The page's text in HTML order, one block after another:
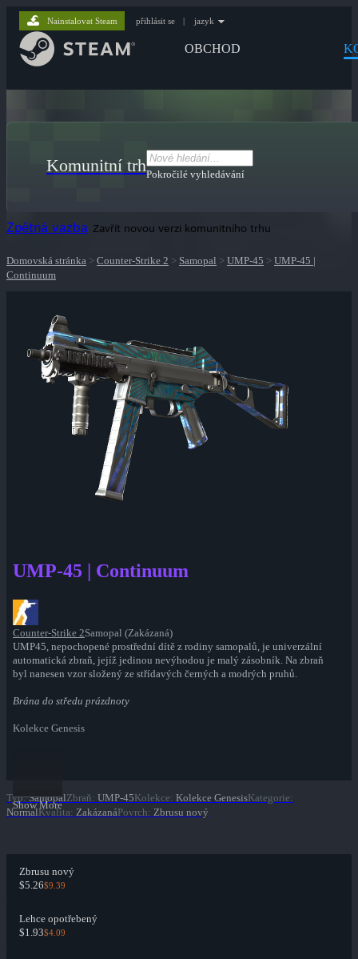
OBCHOD
Nainstalovat Steam přihlásit se | jazyk
Komunitní trhPokročilé vyhledávání
Zpětná vazba Zavřít novou verzi komunitního trhu
Domovská stránka > Counter-Strike 2 > Samopal > UMP-45 > UMP-45 |
Continuum
UMP-45 | Continuum
Counter-Strike 2Samopal (Zakázaná)
UMP45, nepochopené prostřední dítě z rodiny samopalů, je univerzální
automatická zbraň, jejíž jedinou nevýhodou je malý zásobník. Na zbraň
byl nanesen vzor složený ze střídavých černých a modrých pruhů.
Brána do středu prázdnoty
Kolekce Genesis
Show More
Typ: SamopalZbraň: UMP-45Kolekce: Kolekce GenesisKategorie:
Normal Kvalita: ZakázanáPovrch: Zbrusu nový
Zbrusu nový
$5.26$9.39
Lehce opotřebený
$1.93$4.09